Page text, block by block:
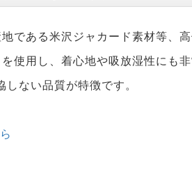
である米沢ジャカード素材等、高
使用し、着心地や吸放湿性にも非
ない品質が特徴です。